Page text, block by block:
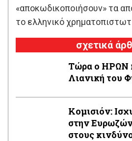
«αποκωδικοποιήσουν» τα
το ελληνικό
σχετικά
Τώρα ο ΗΡΩΝ
Λιανική του
Κομισιόν:
στην
στους